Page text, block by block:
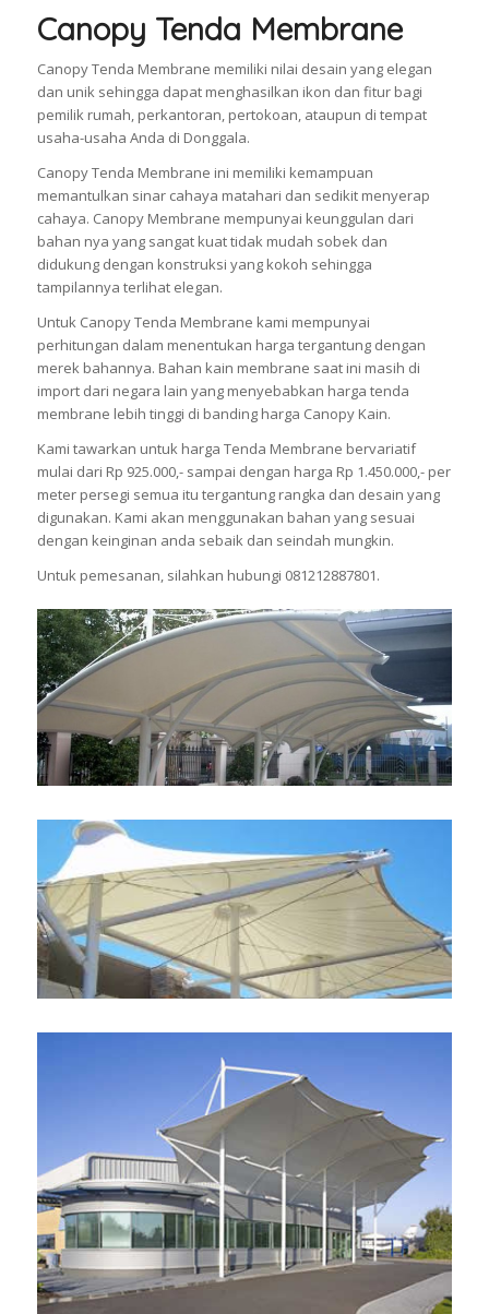
Canopy Tenda Membrane
Canopy Tenda Membrane memiliki nilai desain yang elegan
dan unik sehingga dapat menghasilkan ikon dan fitur bagi
pemilik rumah, perkantoran, pertokoan, ataupun di tempat
usaha-usaha Anda di Donggala.
Canopy Tenda Membrane ini memiliki kemampuan
memantulkan sinar cahaya matahari dan sedikit menyerap
cahaya. Canopy Membrane mempunyai keunggulan dari
bahan nya yang sangat kuat tidak mudah sobek dan
didukung dengan konstruksi yang kokoh sehingga
tampilannya terlihat elegan.
Untuk Canopy Tenda Membrane kami mempunyai
perhitungan dalam menentukan harga tergantung dengan
merek bahannya. Bahan kain membrane saat ini masih di
import dari negara lain yang menyebabkan harga tenda
membrane lebih tinggi di banding harga Canopy Kain.
Kami tawarkan untuk harga Tenda Membrane bervariatif
mulai dari Rp 925.000,- sampai dengan harga Rp 1.450.000,- per
meter persegi semua itu tergantung rangka dan desain yang
digunakan. Kami akan menggunakan bahan yang sesuai
dengan keinginan anda sebaik dan seindah mungkin.
Untuk pemesanan, silahkan hubungi 081212887801.